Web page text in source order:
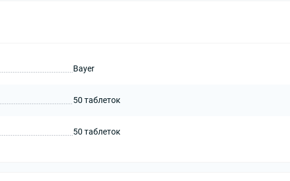
Bayer
50 таблеток
50 таблеток